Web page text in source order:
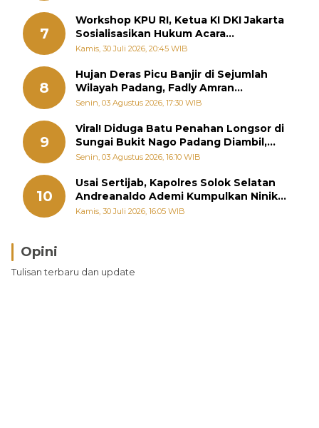
7
Workshop KPU RI, Ketua KI DKI Jakarta
Sosialisasikan Hukum Acara
Penyelesaian Sengketa Informasi Publik
Kamis, 30 Juli 2026, 20:45 WIB
8
Hujan Deras Picu Banjir di Sejumlah
Wilayah Padang, Fadly Amran
Perintahkan OPD Siaga
Senin, 03 Agustus 2026, 17:30 WIB
9
Viral! Diduga Batu Penahan Longsor di
Sungai Bukit Nago Padang Diambil,
Warga Khawatir Bencana Terulang
Senin, 03 Agustus 2026, 16:10 WIB
10
Usai Sertijab, Kapolres Solok Selatan
Andreanaldo Ademi Kumpulkan Ninik
Mamak Bahas Kamtibmas dan Judi
Kamis, 30 Juli 2026, 16:05 WIB
Opini
Tulisan terbaru dan update